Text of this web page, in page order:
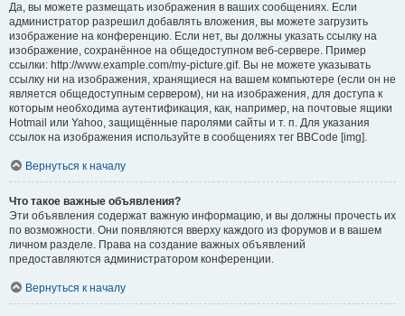
Да, вы можете размещать изображения в ваших сообщениях. Если
администратор разрешил добавлять вложения, вы можете загрузить
изображение на конференцию. Если нет, вы должны указать ссылку на
изображение, сохранённое на общедоступном веб-сервере. Пример
ссылки: http://www.example.com/my-picture.gif. Вы не можете указывать
ссылку ни на изображения, хранящиеся на вашем компьютере (если он не
является общедоступным сервером), ни на изображения, для доступа к
которым необходима аутентификация, как, например, на почтовые ящики
Hotmail или Yahoo, защищённые паролями сайты и т. п. Для указания
ссылок на изображения используйте в сообщениях тег BBCode [img].
Вернуться к началу
Что такое важные объявления?
Эти объявления содержат важную информацию, и вы должны прочесть их
по возможности. Они появляются вверху каждого из форумов и в вашем
личном разделе. Права на создание важных объявлений
предоставляются администратором конференции.
Вернуться к началу